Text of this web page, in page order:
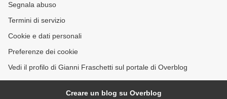
Segnala abuso
Termini di servizio
Cookie e dati personali
Preferenze dei cookie
Vedi il profilo di Gianni Fraschetti sul portale di Overblog
Creare un blog su Overblog